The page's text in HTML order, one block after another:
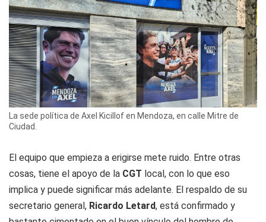
La sede política de Axel Kicillof en Mendoza, en calle Mitre de
Ciudad.
El equipo que empieza a erigirse mete ruido. Entre otras
cosas, tiene el apoyo de la CGT local, con lo que eso
implica y puede significar más adelante. El respaldo de su
secretario general, Ricardo Letard, está confirmado y